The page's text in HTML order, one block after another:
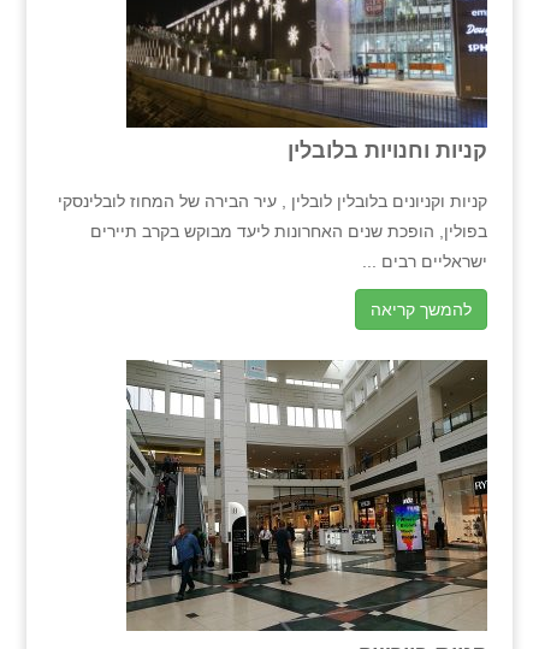
קניות וחנויות בלובלין
קניות וקניונים בלובלין לובלין , עיר הבירה של המחוז לובלינסקי
בפולין, הופכת שנים האחרונות ליעד מבוקש בקרב תיירים
ישראליים רבים ...
להמשך קריאה